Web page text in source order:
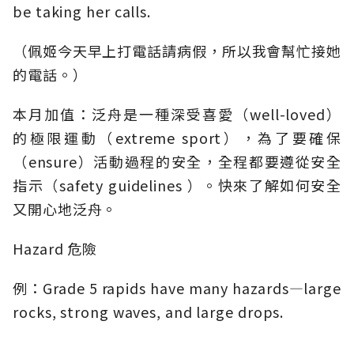
be taking her calls.
（佩姬今天早上打電話請病假，所以我會幫忙接她
的電話。）
本月加值：泛舟是一種深受喜愛（well-loved）
的極限運動（extreme sport），為了要確保
（ensure）活動過程的安全，全程都要遵從安全
指示（safety guidelines ）。快來了解如何安全
又開心地泛舟。
Hazard 危險
例：Grade 5 rapids have many hazards—large
rocks, strong waves, and large drops.